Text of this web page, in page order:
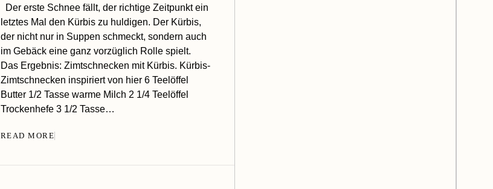
Der erste Schnee fällt, der richtige Zeitpunkt ein
letztes Mal den Kürbis zu huldigen. Der Kürbis,
der nicht nur in Suppen schmeckt, sondern auch
im Gebäck eine ganz vorzüglich Rolle spielt.
Das Ergebnis: Zimtschnecken mit Kürbis. Kürbis-
Zimtschnecken inspiriert von hier 6 Teelöffel
Butter 1/2 Tasse warme Milch 2 1/4 Teelöffel
Trockenhefe 3 1/2 Tasse…
READ MORE